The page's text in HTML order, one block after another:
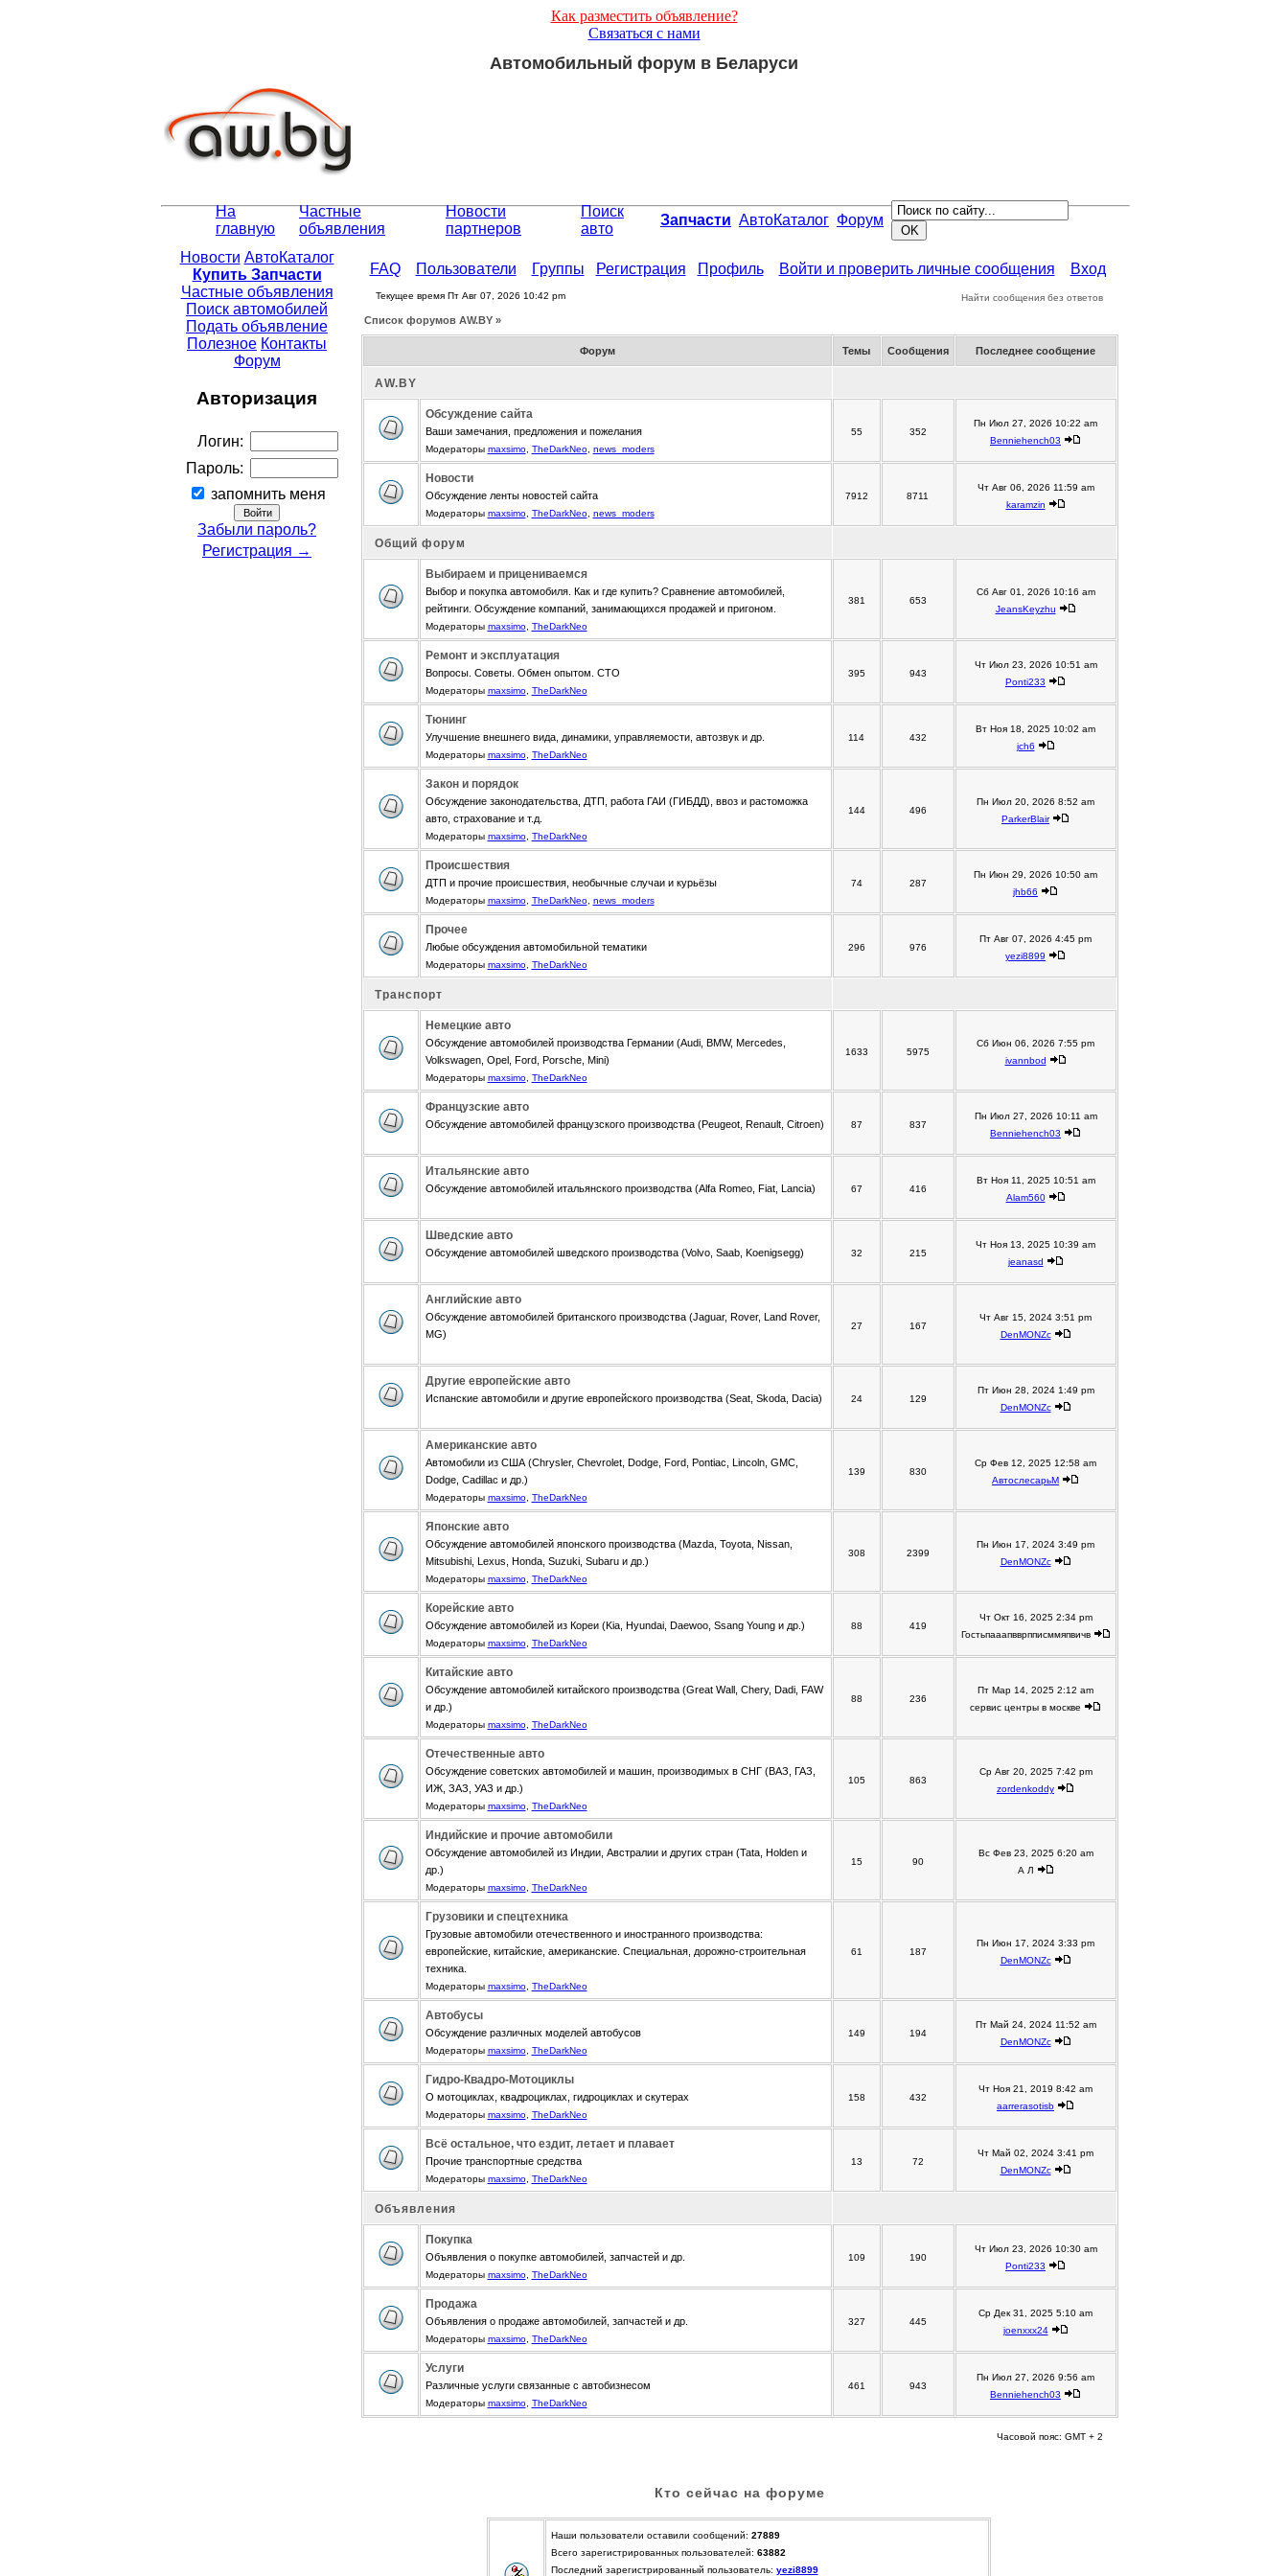
Как разместить объявление?
Связаться с нами
Автомобильный форум в Беларуси
На
главную
Частные
объявления
Новости
партнеров
Поиск
авто
Запчасти АвтоКаталог Форум
Новости АвтоКаталог
Купить Запчасти
Частные объявления
Поиск автомобилей
Подать объявление
Полезное Контакты
Форум
Авторизация
Логин:
Пароль:
запомнить меня
Забыли пароль?
Регистрация →
FAQ Пользователи Группы Регистрация Профиль Войти и проверить личные сообщения Вход
Текущее время Пт Авг 07, 2026 10:42 pm Найти сообщения без ответов
Список форумов АW.BY »
Форум Темы Сообщения Последнее сообщение
АW.BY
Обсуждение сайта
Ваши замечания, предложения и пожелания
Модераторы maxsimo, TheDarkNeo, news_moders
55 352
Пн Июл 27, 2026 10:22 am
Benniehench03
Новости
Обсуждение ленты новостей сайта
Модераторы maxsimo, TheDarkNeo, news_moders
7912 8711
Чт Авг 06, 2026 11:59 am
karamzin
Общий форум
Выбираем и прицениваемся
Выбор и покупка автомобиля. Как и где купить? Сравнение автомобилей,
рейтинги. Обсуждение компаний, занимающихся продажей и пригоном.
Модераторы maxsimo, TheDarkNeo
381 653
Сб Авг 01, 2026 10:16 am
JeansKeyzhu
Ремонт и эксплуатация
Вопросы. Советы. Обмен опытом. СТО
Модераторы maxsimo, TheDarkNeo
395 943
Чт Июл 23, 2026 10:51 am
Ponti233
Тюнинг
Улучшение внешнего вида, динамики, управляемости, автозвук и др.
Модераторы maxsimo, TheDarkNeo
114 432
Вт Ноя 18, 2025 10:02 am
jch6
Закон и порядок
Обсуждение законодательства, ДТП, работа ГАИ (ГИБДД), ввоз и растоможка
авто, страхование и т.д.
Модераторы maxsimo, TheDarkNeo
144 496
Пн Июл 20, 2026 8:52 am
ParkerBlair
Происшествия
ДТП и прочие происшествия, необычные случаи и курьёзы
Модераторы maxsimo, TheDarkNeo, news_moders
74 287
Пн Июн 29, 2026 10:50 am
jhb66
Прочее
Любые обсуждения автомобильной тематики
Модераторы maxsimo, TheDarkNeo
296 976
Пт Авг 07, 2026 4:45 pm
yezi8899
Транспорт
Немецкие авто
Обсуждение автомобилей производства Германии (Audi, BMW, Mercedes,
Volkswagen, Opel, Ford, Porsche, Mini)
Модераторы maxsimo, TheDarkNeo
1633 5975
Сб Июн 06, 2026 7:55 pm
ivannbod
Французские авто
Обсуждение автомобилей французского производства (Peugeot, Renault, Citroen) 87 837
Пн Июл 27, 2026 10:11 am
Benniehench03
Итальянские авто
Обсуждение автомобилей итальянского производства (Alfa Romeo, Fiat, Lancia) 67 416
Вт Ноя 11, 2025 10:51 am
Alam560
Шведские авто
Обсуждение автомобилей шведского производства (Volvo, Saab, Koenigsegg) 32 215
Чт Ноя 13, 2025 10:39 am
jeanasd
Английские авто
Обсуждение автомобилей британского производства (Jaguar, Rover, Land Rover,
MG)
27 167
Чт Авг 15, 2024 3:51 pm
DenMONZc
Другие европейские авто
Испанские автомобили и другие европейского производства (Seat, Skoda, Dacia) 24 129
Пт Июн 28, 2024 1:49 pm
DenMONZc
Американские авто
Автомобили из США (Chrysler, Chevrolet, Dodge, Ford, Pontiac, Lincoln, GMC,
Dodge, Cadillac и др.)
Модераторы maxsimo, TheDarkNeo
139 830
Ср Фев 12, 2025 12:58 am
АвтослесарьM
Японские авто
Обсуждение автомобилей японского производства (Mazda, Toyota, Nissan,
Mitsubishi, Lexus, Honda, Suzuki, Subaru и др.)
Модераторы maxsimo, TheDarkNeo
308 2399
Пн Июн 17, 2024 3:49 pm
DenMONZc
Корейские авто
Обсуждение автомобилей из Кореи (Kia, Hyundai, Daewoo, Ssang Young и др.)
Модераторы maxsimo, TheDarkNeo
88 419
Чт Окт 16, 2025 2:34 pm
Гостьпааапвврпписммяпвичв
Китайские авто
Обсуждение автомобилей китайского производства (Great Wall, Chery, Dadi, FAW
и др.)
Модераторы maxsimo, TheDarkNeo
88 236
Пт Мар 14, 2025 2:12 am
сервис центры в москве
Отечественные авто
Обсуждение советских автомобилей и машин, производимых в СНГ (ВАЗ, ГАЗ,
ИЖ, ЗАЗ, УАЗ и др.)
Модераторы maxsimo, TheDarkNeo
105 863
Ср Авг 20, 2025 7:42 pm
zordenkoddy
Индийские и прочие автомобили
Обсуждение автомобилей из Индии, Австралии и других стран (Tata, Holden и
др.)
Модераторы maxsimo, TheDarkNeo
15 90
Вс Фев 23, 2025 6:20 am
А Л
Грузовики и спецтехника
Грузовые автомобили отечественного и иностранного производства:
европейские, китайские, американские. Специальная, дорожно-строительная
техника.
Модераторы maxsimo, TheDarkNeo
61 187
Пн Июн 17, 2024 3:33 pm
DenMONZc
Автобусы
Обсуждение различных моделей автобусов
Модераторы maxsimo, TheDarkNeo
149 194
Пт Май 24, 2024 11:52 am
DenMONZc
Гидро-Квадро-Мотоциклы
О мотоциклах, квадроциклах, гидроциклах и скутерах
Модераторы maxsimo, TheDarkNeo
158 432
Чт Ноя 21, 2019 8:42 am
aarrerasotisb
Всё остальное, что ездит, летает и плавает
Прочие транспортные средства
Модераторы maxsimo, TheDarkNeo
13 72
Чт Май 02, 2024 3:41 pm
DenMONZc
Объявления
Покупка
Объявления о покупке автомобилей, запчастей и др.
Модераторы maxsimo, TheDarkNeo
109 190
Чт Июл 23, 2026 10:30 am
Ponti233
Продажа
Объявления о продаже автомобилей, запчастей и др.
Модераторы maxsimo, TheDarkNeo
327 445
Ср Дек 31, 2025 5:10 am
joenxxx24
Услуги
Различные услуги связанные с автобизнесом
Модераторы maxsimo, TheDarkNeo
461 943
Пн Июл 27, 2026 9:56 am
Benniehench03
Часовой пояс: GMT + 2
Кто сейчас на форуме
Наши пользователи оставили сообщений: 27889
Всего зарегистрированных пользователей: 63882
Последний зарегистрированный пользователь: yezi8899